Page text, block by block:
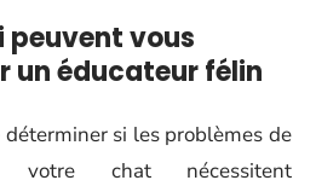
peuvent vous
un éducateur félin
si les problèmes de
votre chat nécessitent